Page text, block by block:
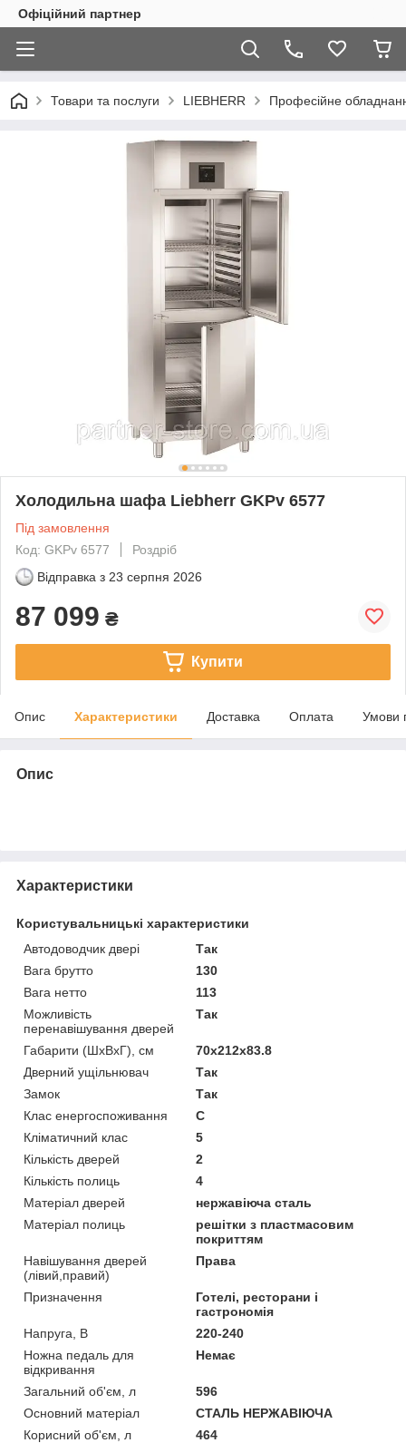
Офіційний партнер
Товари та послуги LIEBHERR Професійне
Холодильна шафа Liebherr GKPv 6577
Під замовлення
Код: GKPv 6577
Роздріб
Відправка з 23 серпня 2026
87 099 ₴
Купити
Опис Характеристики Доставка Оплата Умови
Опис
Характеристики
Користувальницькі характеристики
Автодоводчик двері
Так
Вага брутто
130
Вага нетто
113
Можливість
перенавішування дверей
Так
Габарити (ШхВхГ), см
70x212x83.8
Дверний ущільнювач
Так
Замок
Так
Клас енергоспоживання
C
Кліматичний клас
5
Кількість дверей
2
Кількість полиць
4
Матеріал дверей
нержавіюча сталь
Матеріал полиць
решітки з пластмасовим
покриттям
Навішування дверей
(лівий,правий)
Права
Призначення
Готелі, ресторани і
гастрономія
Напруга, В
220-240
Ножна педаль для
відкривання
Немає
Загальний об'єм, л
596
Основний матеріал
СТАЛЬ НЕРЖАВІЮЧА
Корисний об'єм, л
464